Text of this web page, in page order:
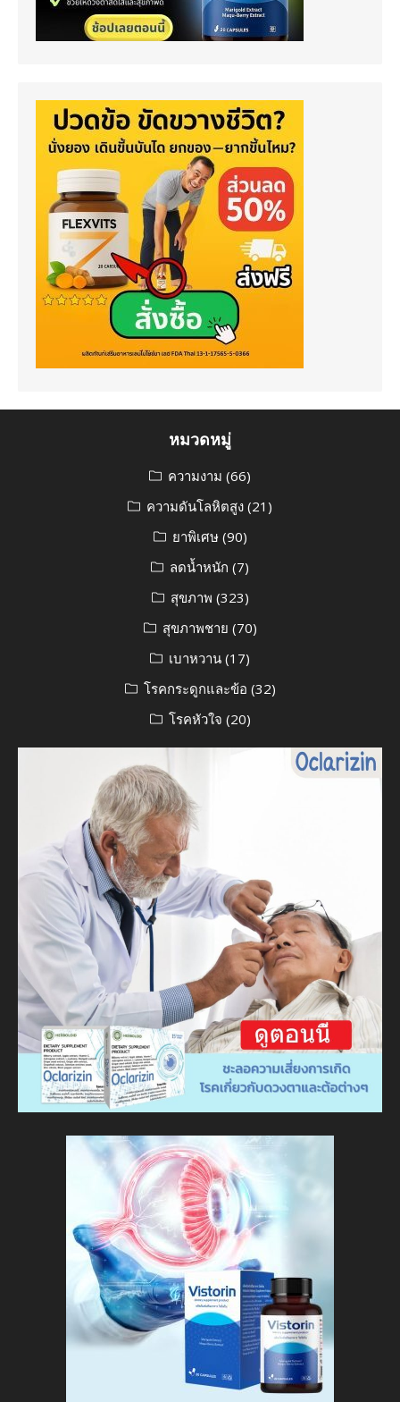
หมวดหมู่
ความงาม (66)
ความดันโลหิตสูง (21)
ยาพิเศษ(90)
ลดน้ำหนัก (7)
สุขภาพ (323)
สุขภาพชาย (70)
เบาหวาน (17)
โรคกระดูกและข้อ (32)
โรคหัวใจ (20)